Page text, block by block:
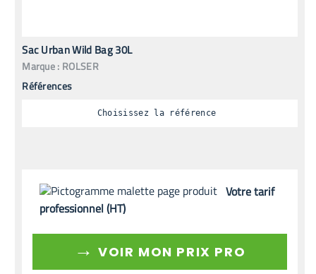
Sac Urban Wild Bag 30L
Marque : ROLSER
Références
Choisissez la référence
Votre tarif
professionnel (HT)
→ VOIR MON PRIX PRO